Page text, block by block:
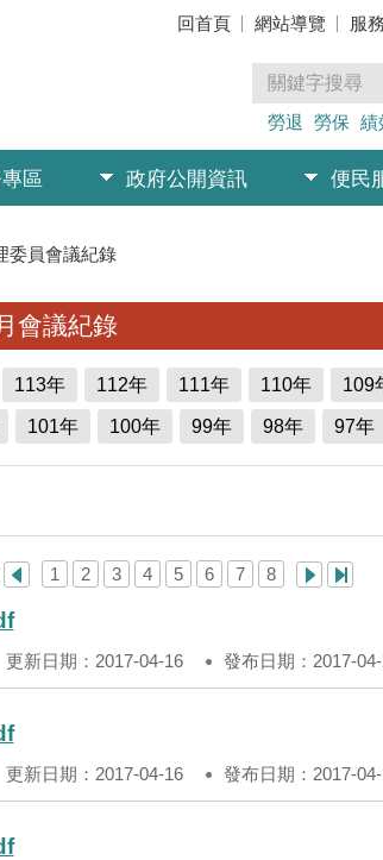
回首頁 網站導覽 服
勞退 勞保 績
區 政府公開資訊 便民
委員會議紀錄
會議紀錄
113年 112年 111年 110年 109
101年 100年 99年 98年 97年
1 2 3 4 5 6 7 8
更新日期：2017-04-16 發布日期：2017-
更新日期：2017-04-16 發布日期：2017-